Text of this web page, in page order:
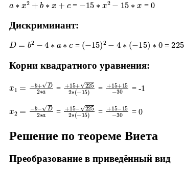
= = 0
Дискриминант:
D= 2− a = (− 15)2 ∗ −15)∗ = 225
Корни квадратного уравнения:
+ D2∗ = + 15+225 ( −15)
= + 15+15 30
= -1
b−D2∗ = +15−225 ∗(−15)
= +15−15 30
= 0
Решение по теореме Виета
Преобразование в приведённый вид